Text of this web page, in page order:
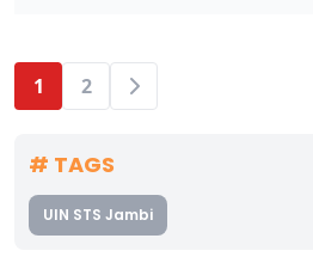
1 2
# TAGS
UIN STS Jambi